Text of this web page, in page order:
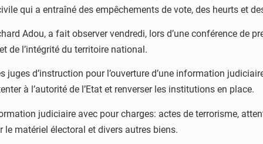
qui a entraîné des empêchements de vote, des heurts et
Adou, a fait observer vendredi, lors d’une conférence de
de l’intégrité du territoire national.
juges d’instruction pour l’ouverture d’une information
à l’autorité de l’Etat et renverser les institutions en place.
judiciaire avec pour charges: actes de terrorisme,
matériel électoral et divers autres biens.